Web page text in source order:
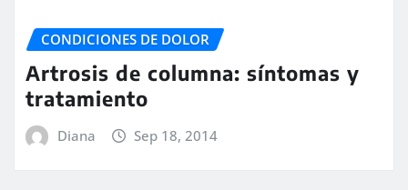
CONDICIONES DE DOLOR
Artrosis de columna: síntomas y
tratamiento
Diana Sep 18, 2014